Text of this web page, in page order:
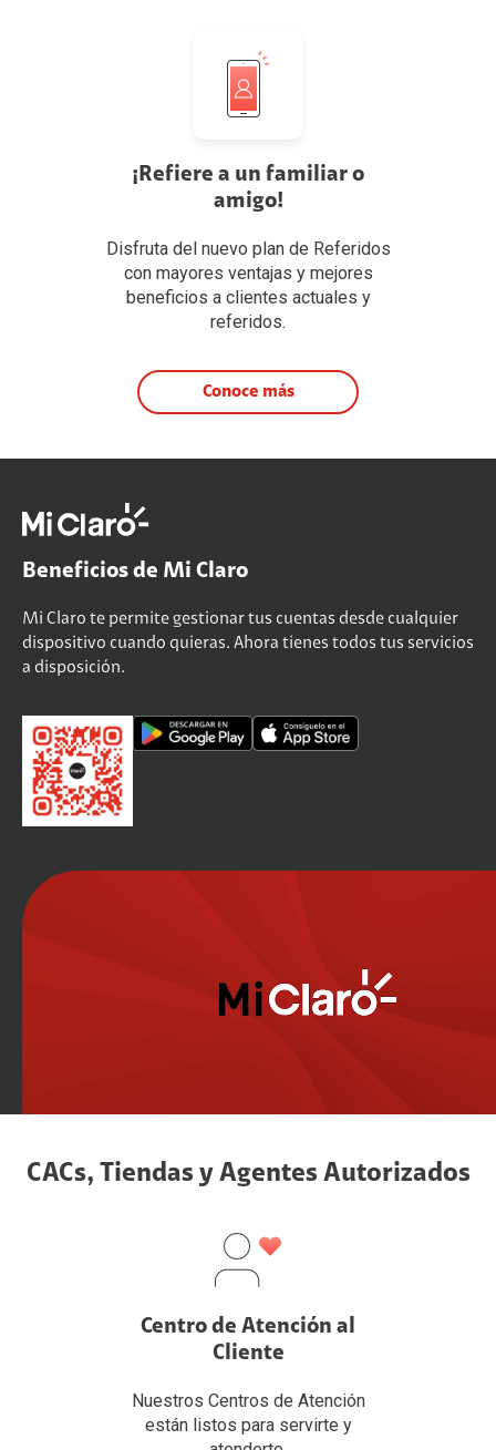
¡Refiere a un familiar o
amigo!
Disfruta del nuevo plan de Referidos
con mayores ventajas y mejores
beneficios a clientes actuales y
referidos.
Conoce más
Beneficios de Mi Claro
Mi Claro te permite gestionar tus cuentas desde cualquier
dispositivo cuando quieras. Ahora tienes todos tus servicios
a disposición.
CACs, Tiendas y Agentes Autorizados
Centro de Atención al
Cliente
Nuestros Centros de Atención
están listos para servirte y